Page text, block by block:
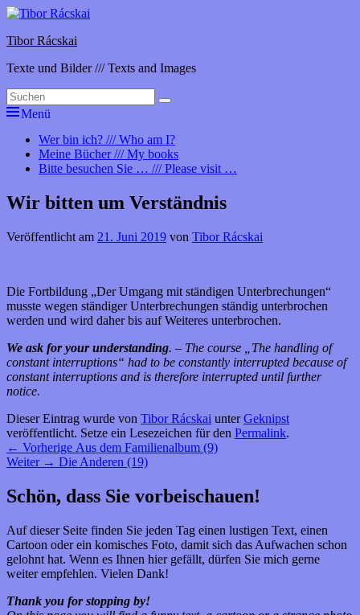
Zum
springen
Tibor Rácskai
Texte und Bilder /// Texts and Images
Suchen
nach:
Suchen
Menü
Primäres
Menü
Wer bin ich? /// Who am I?
Meine Bücher /// My books
Bitte besuchen Sie … /// Please visit …
Wir bitten um Verständnis
Veröffentlicht am 21. Juni 2019 von Tibor Rácskai
Die Fortbildung „Der Umgang mit ständigen Unterbrechungen“
musste wegen ständiger Unterbrechungen ständig unterbrochen
werden und wird daher bis auf Weiteres unterbrochen.
We ask for your understanding. – The course „The handling of
constant interruptions“ had to be constantly interrupted because of
constant interruptions and is therefore interrupted until further
notice.
Dieser Eintrag wurde von Tibor Rácskai unterGeknipst
veröffentlicht. Setze ein Lesezeichen für den Permalink.
Beitragsnavigation
← Vorherige Vorheriger
Beitrag:
Aus dem Familienalbum (9)
Weiter → Nächster
Die Anderen (19)
Primärer
Widgetbereich
Schön, dass Sie vorbeischauen!
Auf dieser Seite finden Sie jeden Tag einen lustigen Text, einen
Cartoon oder ein komisches Foto, damit sich das Aufwachen schon
gelohnt hat. Wenn es Ihnen hier gefällt, dürfen Sie mich gerne
weiter empfehlen. Vielen Dank!
Thank you for stopping by!